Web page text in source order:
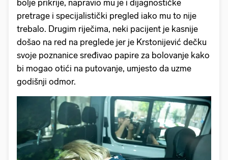
bolje prikrije, napravio mu je i dijagnostičke
pretrage i specijalistički pregled iako mu to nije
trebalo. Drugim riječima, neki pacijent je kasnije
došao na red na preglede jer je Krstonijević dečku
svoje poznanice sređivao papire za bolovanje kako
bi mogao otići na putovanje, umjesto da uzme
godišnji odmor.